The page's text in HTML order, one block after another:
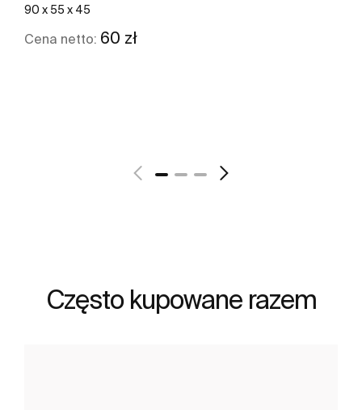
90 x 55 x 45
Cena netto: 60 zł
Często kupowane razem